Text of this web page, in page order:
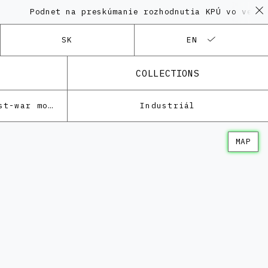
Podnet na preskúmanie rozhodnutia KPÚ vo veci
SK EN
COLLECTIONS
Architecture of the post-war modernism Industriál
MAP